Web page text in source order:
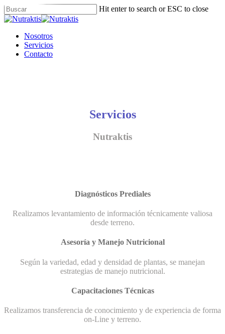
Skip
to
content
Hit enter to search or ESC to close
Close
Menu
Nosotros
Servicios
Contacto
Servicios
Nutraktis
Diagnósticos Prediales
Realizamos levantamiento de información técnicamente valiosa
desde terreno.
Asesoría y Manejo Nutricional
Según la variedad, edad y densidad de plantas, se manejan
estrategias de manejo nutricional.
Capacitaciones Técnicas
Realizamos transferencia de conocimiento y de experiencia de forma
on-Line y terreno.